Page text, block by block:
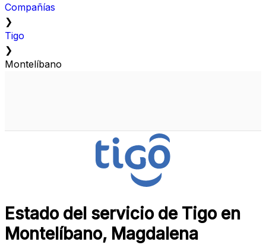
Compañías
❯
Tigo
❯
Montelíbano
Estado del servicio de Tigo en
Montelíbano, Magdalena